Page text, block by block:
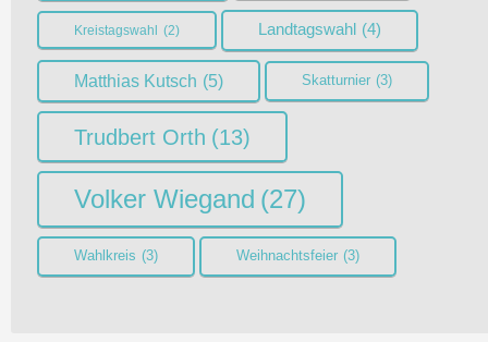
Kreistagswahl (2) Landtagswahl (4)
Matthias Kutsch (5) Skatturnier (3)
Trudbert Orth (13)
Volker Wiegand (27)
Wahlkreis (3) Weihnachtsfeier (3)